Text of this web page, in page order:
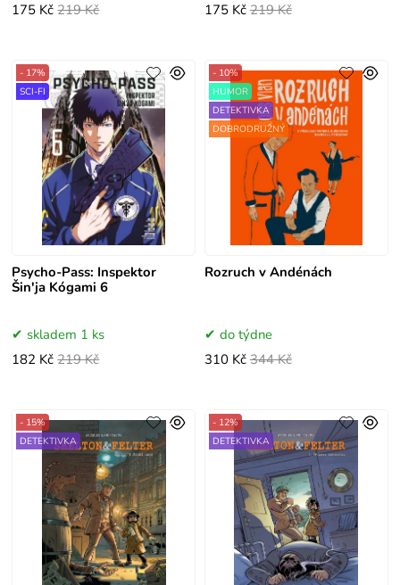
175 Kč 219 Kč
175 Kč 219 Kč
Psycho-Pass: Inspektor
Šin'ja Kógami 6
- 17%
SCI-FI
skladem 1 ks
182 Kč 219 Kč
Rozruch v Andénách
- 10%
HUMOR
DETEKTIVKA
DOBRODRUŽNÝ
do týdne
310 Kč 344 Kč
- 15%
DETEKTIVKA
- 12%
DETEKTIVKA